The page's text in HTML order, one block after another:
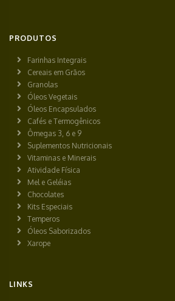
PRODUTOS
Farinhas Integrais
Cereais em Grãos
Granolas
Óleos Vegetais
Óleos Encapsulados
Cafés e Termogênicos
Ômegas 3, 6 e 9
Suplementos Nutricionais
Vitaminas e Minerais
Atividade Física
Mel e Geléias
Chocolates
Kits Especiais
Temperos
Óleos Saborizados
Xarope
LINKS